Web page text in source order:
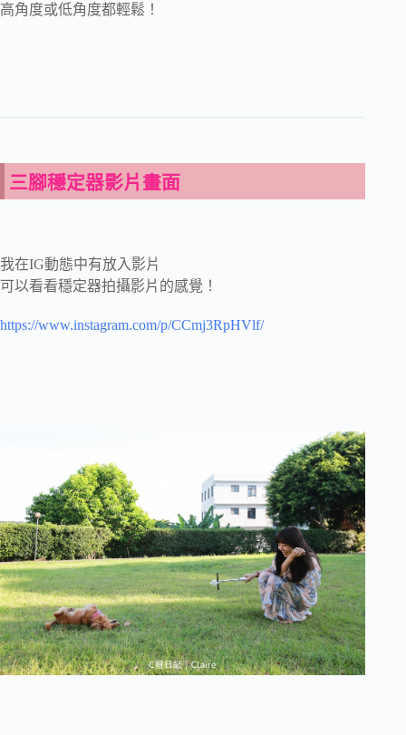
高角度或低角度都輕鬆！
三腳穩定器影片畫面
我在IG動態中有放入影片
可以看看穩定器拍攝影片的感覺！
https://www.instagram.com/p/CCmj3RpHVlf/